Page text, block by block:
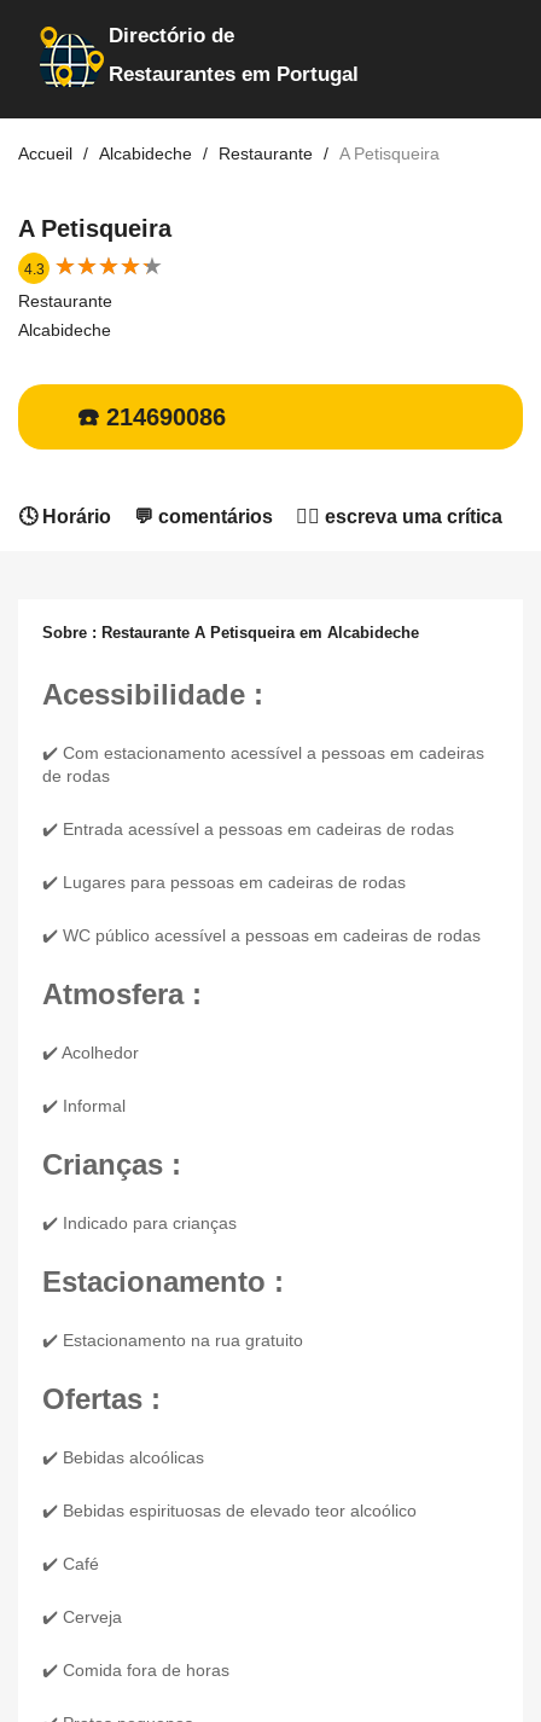
Directório de
Restaurantes em Portugal
Accueil Alcabideche Restaurante A Petisqueira
A Petisqueira
4.3 ★★★★★
★★★★★
Restaurante
Alcabideche
☎️ 214690086
🕓 Horário 💬 comentários ✍🏻 escreva uma crítica
Sobre : Restaurante A Petisqueira em Alcabideche
Acessibilidade :
✔️ Com estacionamento acessível a pessoas em cadeiras
de rodas
✔️ Entrada acessível a pessoas em cadeiras de rodas
✔️ Lugares para pessoas em cadeiras de rodas
✔️ WC público acessível a pessoas em cadeiras de rodas
Atmosfera :
✔️ Acolhedor
✔️ Informal
Crianças :
✔️ Indicado para crianças
Estacionamento :
✔️ Estacionamento na rua gratuito
Ofertas :
✔️ Bebidas alcoólicas
✔️ Bebidas espirituosas de elevado teor alcoólico
✔️ Café
✔️ Cerveja
✔️ Comida fora de horas